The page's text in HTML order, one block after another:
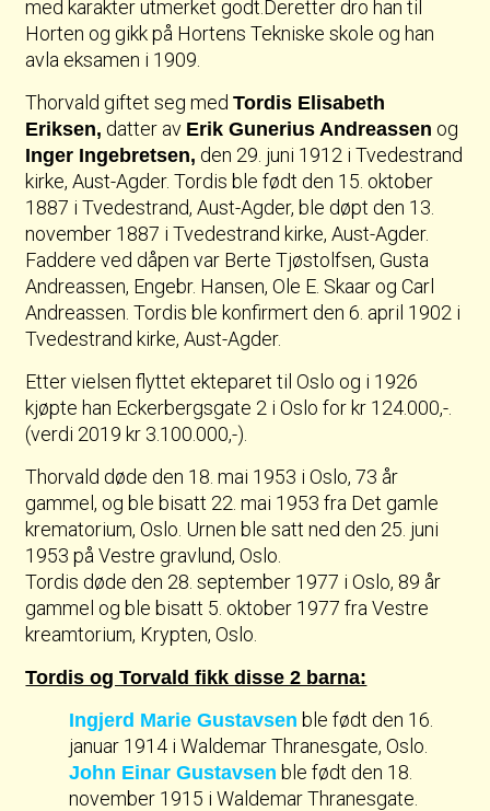
med karakter utmerket godt.Deretter dro han til
Horten og gikk på Hortens Tekniske skole og han
avla eksamen i 1909.
Thorvald giftet seg medTordis Elisabeth
Eriksen, datter av Erik Gunerius Andreassen og
Inger Ingebretsen, den 29. juni 1912 i Tvedestrand
kirke, Aust-Agder. Tordis ble født den 15. oktober
1887 i Tvedestrand, Aust-Agder, ble døpt den 13.
november 1887 i Tvedestrand kirke, Aust-Agder.
Faddere ved dåpen var Berte Tjøstolfsen, Gusta
Andreassen, Engebr. Hansen, Ole E. Skaar og Carl
Andreassen. Tordis ble konfirmert den 6. april 1902 i
Tvedestrand kirke, Aust-Agder.
Etter vielsen flyttet ekteparet til Oslo og i 1926
kjøpte han Eckerbergsgate 2 i Oslo for kr 124.000,-.
(verdi 2019 kr 3.100.000,-).
Thorvald døde den 18. mai 1953 i Oslo, 73 år
gammel, og ble bisatt 22. mai 1953 fra Det gamle
krematorium, Oslo. Urnen ble satt ned den 25. juni
1953 på Vestre gravlund, Oslo.
Tordis døde den 28. september 1977 i Oslo, 89 år
gammel og ble bisatt 5. oktober 1977 fra Vestre
kreamtorium, Krypten, Oslo.
Tordis og Torvald fikk disse 2 barna:
Ingjerd Marie Gustavsen ble født den 16.
januar 1914 i Waldemar Thranesgate, Oslo.
John Einar Gustavsen ble født den 18.
november 1915 i Waldemar Thranesgate.